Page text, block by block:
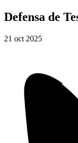
Defensa de
21 oct 2025